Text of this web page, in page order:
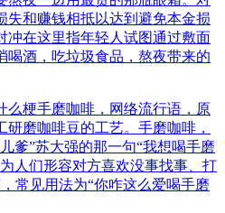
失和赚钱相抵以达到避免本金损
冲在这里指年轻人试图通过敷面
喝酒，吃垃圾食品，熬夜带来的
么梗手磨咖啡，网络流行语，原
磨咖啡豆的工艺。手磨咖啡，
爹”苏大强的那一句“我想喝手磨
人们形容对方喜欢没事找事、打
常见用法为“你咋这么爱喝手磨